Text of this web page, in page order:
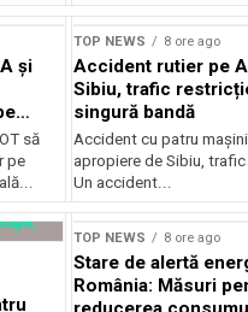
și
să
pe
TOP NEWS 8 ore ago
Accident rutier pe
Sibiu, trafic
singură bandă
Accident cu patru
apropiere de Sibiu,
Un accident...
TOP NEWS 8 ore ago
Stare de alertă
România: Măsuri